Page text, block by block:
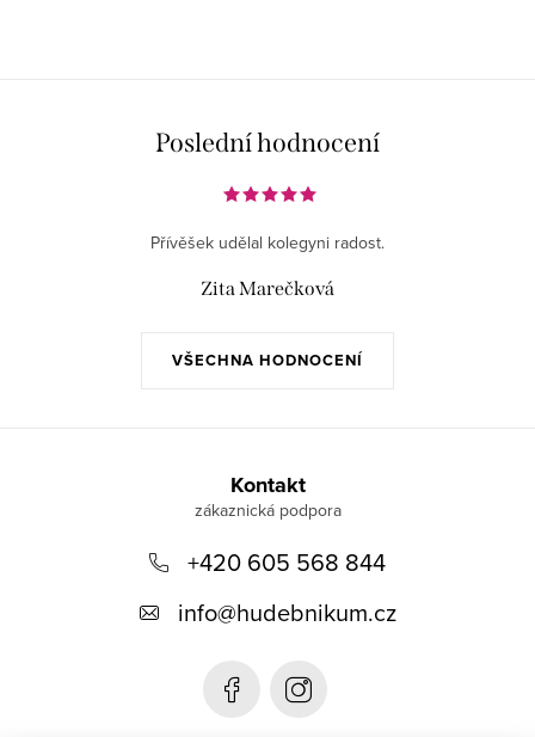
Poslední hodnocení
VŠECHNA HODNOCENÍ
Přívěšek udělal kolegyni radost.
Zita Marečková
Kontakt
+420 605 568 844
info@hudebnikum.cz